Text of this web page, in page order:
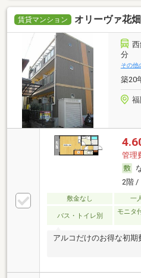
賃貸マンション オリーヴァ花畑
分
その他
築20
管理
2階 /
敷金なし 一
バス・トイレ別
モニタ
アルコだけのお得な初期